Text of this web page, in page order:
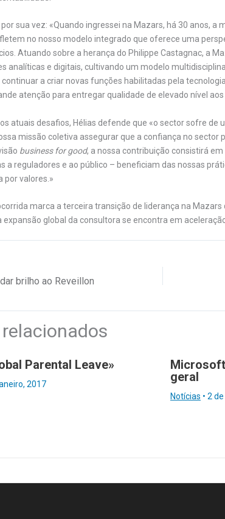
sua vez: «Quando ingressei na Mazars, há 30 anos,
no nosso modelo integrado que oferece uma
Atuando sobre a herança do Philippe Castagnac, a
analíticas e digitais, cultivando um modelo
continuar a criar novas funções habilitadas pela
atenção para entregar qualidade de elevado nível
atuais desafios, Hélias defende que «o sector sofre de
missão coletiva assegurar que a confiança no
business for good, a nossa contribuição consistirá
a reguladores e ao público – beneficiam das nossas
por valores.»
marca a terceira transição de liderança na
global da consultora se encontra em
brilho ao Reveillon
Parental Leave»
2017
geral
Notícias • 2